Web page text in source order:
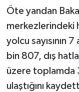
Öte yandan
merkezlerindeki
yolcu sayısının
bin 807, dış
üzere toplamda
ulaştığını